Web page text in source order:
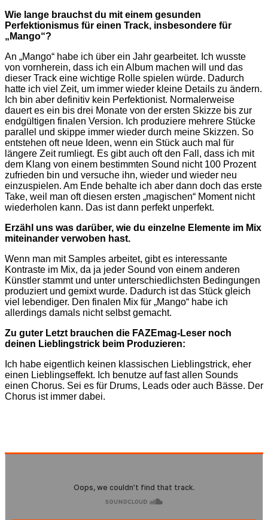
Wie lange brauchst du mit einem gesunden
Perfektionismus für einen Track, insbesondere für
„Mango“?
An „Mango“ habe ich über ein Jahr gearbeitet. Ich wusste
von vornherein, dass ich ein Album machen will und das
dieser Track eine wichtige Rolle spielen würde. Dadurch
hatte ich viel Zeit, um immer wieder kleine Details zu ändern.
Ich bin aber definitiv kein Perfektionist. Normalerweise
dauert es ein bis drei Monate von der ersten Skizze bis zur
endgültigen finalen Version. Ich produziere mehrere Stücke
parallel und skippe immer wieder durch meine Skizzen. So
entstehen oft neue Ideen, wenn ein Stück auch mal für
längere Zeit rumliegt. Es gibt auch oft den Fall, dass ich mit
dem Klang von einem bestimmten Sound nicht 100 Prozent
zufrieden bin und versuche ihn, wieder und wieder neu
einzuspielen. Am Ende behalte ich aber dann doch das erste
Take, weil man oft diesen ersten „magischen“ Moment nicht
wiederholen kann. Das ist dann perfekt unperfekt.
Erzähl uns was darüber, wie du einzelne Elemente im Mix
miteinander verwoben hast.
Wenn man mit Samples arbeitet, gibt es interessante
Kontraste im Mix, da ja jeder Sound von einem anderen
Künstler stammt und unter unterschiedlichsten Bedingungen
produziert und gemixt wurde. Dadurch ist das Stück gleich
viel lebendiger. Den finalen Mix für „Mango“ habe ich
allerdings damals nicht selbst gemacht.
Zu guter Letzt brauchen die FAZEmag-Leser noch
deinen Lieblingstrick beim Produzieren:
Ich habe eigentlich keinen klassischen Lieblingstrick, eher
einen Lieblingseffekt. Ich benutze auf fast allen Sounds
einen Chorus. Sei es für Drums, Leads oder auch Bässe. Der
Chorus ist immer dabei.